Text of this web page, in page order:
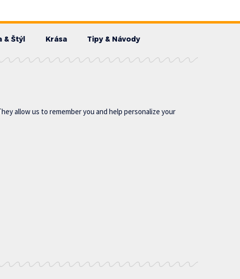
& Štýl Krása Tipy & Návody
allow us to remember you and help personalize your